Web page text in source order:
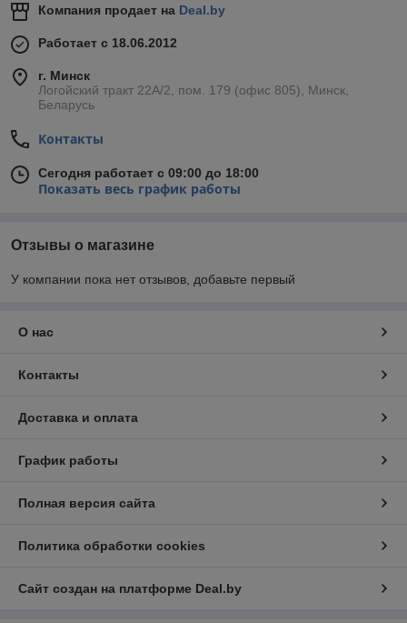
Компания продает на Deal.by
Работает с 18.06.2012
г. Минск
Логойский тракт 22А/2, пом. 179 (офис 805), Минск,
Беларусь
Контакты
Сегодня работает с 09:00 до 18:00
Показать весь график работы
Отзывы о магазине
У компании пока нет отзывов, добавьте первый
О нас
Контакты
Доставка и оплата
График работы
Полная версия сайта
Политика обработки cookies
Сайт создан на платформе Deal.by